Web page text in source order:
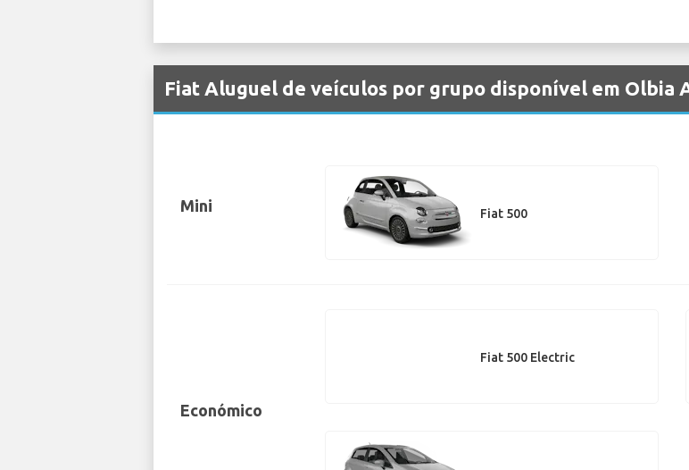
Fiat Aluguel de veículos por grupo disponível em Olbia
Mini Fiat 500
Económico
Fiat 500 Electric